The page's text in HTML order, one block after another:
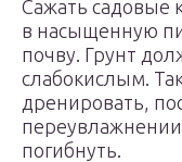
Сажать садовые
в насыщенную
почву. Грунт
слабокислым.
дренировать,
погибнуть.